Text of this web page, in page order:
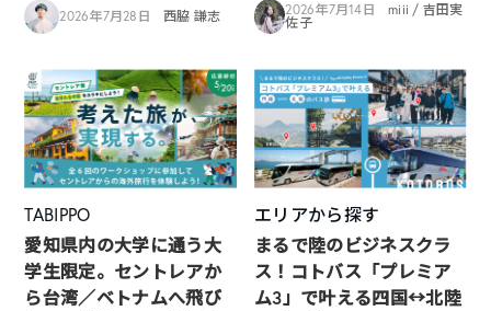
2026年7月28日 西脇 謙志 2026年7月14日
miii / 吉田実
佐子
TABIPPO
愛知県内の大学に通う大
学生限定。セントレアか
ら台湾／ベトナムへ飛び
エリアから探す
まるで陸のビジネスクラ
ス！コトバス「プレミア
ム3」で叶える四国↔︎北陸